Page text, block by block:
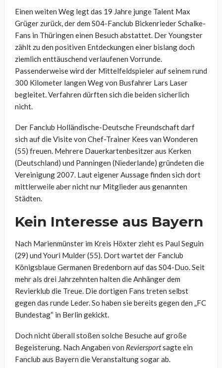
Einen weiten Weg legt das 19 Jahre junge Talent Max
Grüger zurück, der dem S04-Fanclub Bickenrieder Schalke-
Fans in Thüringen einen Besuch abstattet. Der Youngster
zählt zu den positiven Entdeckungen einer bislang doch
ziemlich enttäuschend verlaufenen Vorrunde.
Passenderweise wird der Mittelfeldspieler auf seinem rund
300 Kilometer langen Weg von Busfahrer Lars Laser
begleitet. Verfahren dürften sich die beiden sicherlich
nicht.
Der Fanclub Holländische-Deutsche Freundschaft darf
sich auf die Visite von Chef-Trainer Kees van Wonderen
(55) freuen. Mehrere Dauerkartenbesitzer aus Kerken
(Deutschland) und Panningen (Niederlande) gründeten die
Vereinigung 2007. Laut eigener Aussage finden sich dort
mittlerweile aber nicht nur Mitglieder aus genannten
Städten.
Kein Interesse aus Bayern
Nach Marienmünster im Kreis Höxter zieht es Paul Seguin
(29) und Youri Mulder (55). Dort wartet der Fanclub
Königsblaue Germanen Bredenborn auf das S04-Duo. Seit
mehr als drei Jahrzehnten halten die Anhänger dem
Revierklub die Treue. Die dortigen Fans treten selbst
gegen das runde Leder. So haben sie bereits gegen den „FC
Bundestag“ in Berlin gekickt.
Doch nicht überall stoßen solche Besuche auf große
Begeisterung. Nach Angaben von Reviersportsagte ein
Fanclub aus Bayern die Veranstaltung sogar ab.